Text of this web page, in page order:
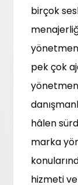
birçok
pek çok
hâlen
marka
hizmeti